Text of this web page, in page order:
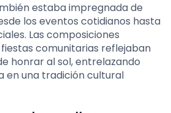
estaba impregnada de
los eventos cotidianos hasta
Las composiciones
comunitarias reflejaban
honrar al sol, entrelazando
en una tradición cultural